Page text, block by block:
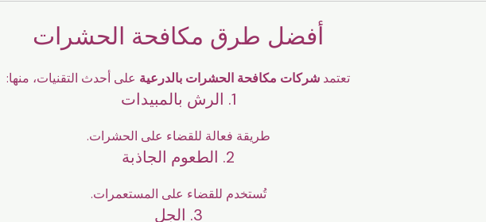
أفضل طرق مكافحة الحشرات
تعتمد شركات مكافحة الحشرات بالدرعية على أحدث التقنيات، منها:
1. الرش بالمبيدات
طريقة فعالة للقضاء على الحشرات.
2. الطعوم الجاذبة
تُستخدم للقضاء على المستعمرات.
3. الجل